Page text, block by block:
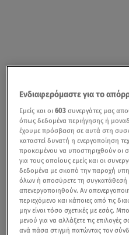
Ενδιαφερόμαστε για το
Εμείς και οι603 συνεργάτες μας
όπως δεδομένα περιήγησης ή
έχουμε πρόσβαση σε αυτά στη
καταστεί δυνατή η ενεργοποίηση
προκειμένου να υποστηριχθούν οι
για τους οποίους εμείς και οι
δεδομένα με σκοπό την παροχή
όλων ή αποσύρετε τη συγκατάθεσή
απενεργοποιηθούν. Αν
περιεχόμενο και κάποιες από τις
μην είναι τόσο σχετικές με εσάς.
μενού για να αλλάξετε τις
ανά πάσα στιγμή πατώντας τον